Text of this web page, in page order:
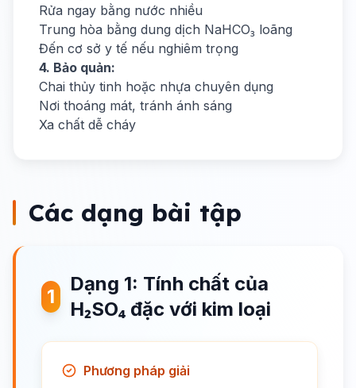
Rửa ngay bằng nước nhiều
Trung hòa bằng dung dịch NaHCO₃ loãng
Đến cơ sở y tế nếu nghiêm trọng
4. Bảo quản:
Chai thủy tinh hoặc nhựa chuyên dụng
Nơi thoáng mát, tránh ánh sáng
Xa chất dễ cháy
Các dạng bài tập
1
Dạng 1: Tính chất của
H₂SO₄ đặc với kim loại
Phương pháp giải